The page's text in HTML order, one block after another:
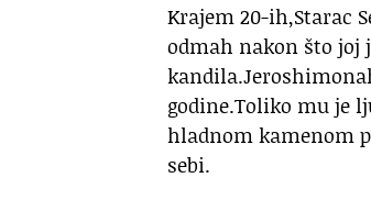
Krajem 20-ih,Starac
odmah nakon što joj
godine.Toliko mu je
hladnom kamenom
sebi.